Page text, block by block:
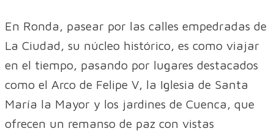
En Ronda, pasear por las calles empedradas de
La Ciudad, su núcleo histórico, es como viajar
en el tiempo, pasando por lugares destacados
como el Arco de Felipe V, la Iglesia de Santa
María la Mayor y los jardines de Cuenca, que
ofrecen un remanso de paz con vistas